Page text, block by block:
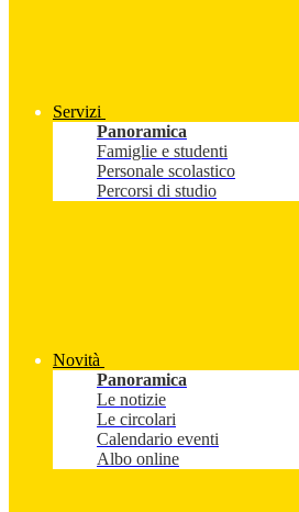
Servizi
Panoramica
Famiglie e studenti
Personale scolastico
Percorsi di studio
Novità
Panoramica
Le notizie
Le circolari
Calendario eventi
Albo online